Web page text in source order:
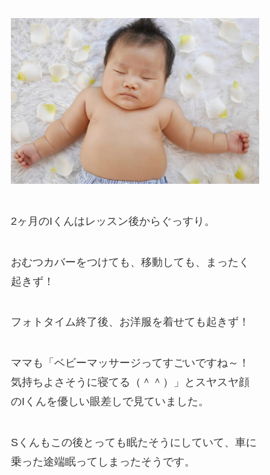
2ヶ月のIくんはレッスン後からぐっすり。
おむつカバーをつけても、移動しても、まったく
起きず！
フォトタイム終了後、お洋服を着せても起きず！
ママも「ベビーマッサージってすごいですね～！
気持ちよさそうに寝てる（＾＾）」とスヤスヤ顔
のIくんを優しい眼差しで見ていました。
Sくんもこの後とっても眠たそうにしていて、車に
乗った途端眠ってしまったそうです。